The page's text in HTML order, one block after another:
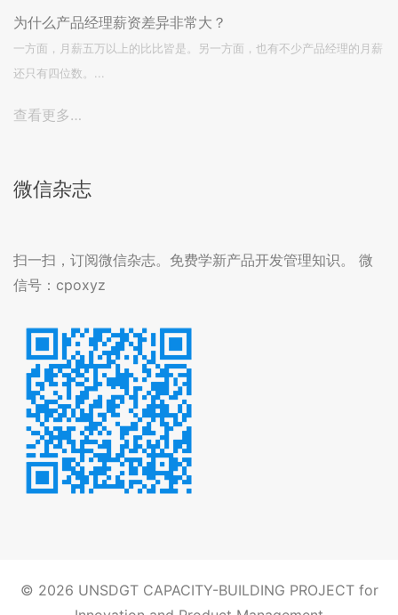
为什么产品经理薪资差异非常大？
一方面，月薪五万以上的比比皆是。另一方面，也有不少产品经理的月薪
还只有四位数。...
查看更多…
微信杂志
扫一扫，订阅微信杂志。免费学新产品开发管理知识。 微
信号：cpoxyz
© 2026 UNSDGT CAPACITY-BUILDING PROJECT for